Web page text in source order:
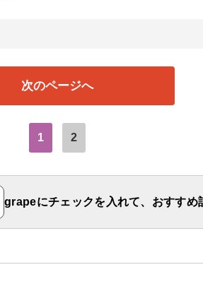
次のページへ
1 2
grapeにチェックを入れて、おすすめ